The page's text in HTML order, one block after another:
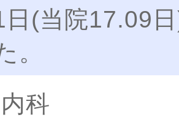
(当院17.09
。
科